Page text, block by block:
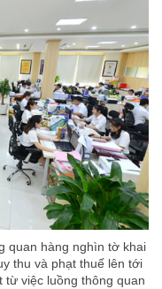
quan hàng nghìn tờ khai
thu và phạt thuế lên tới
từ việc luồng thông quan